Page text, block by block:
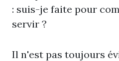
: suis-je faite pour
servir ?
Il n'est pas toujours